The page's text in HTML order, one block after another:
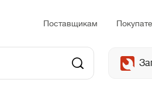
Поставщикам